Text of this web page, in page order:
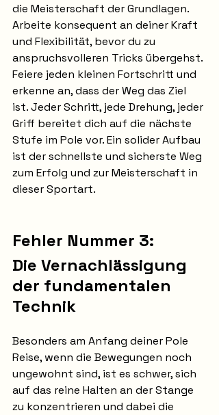
die Meisterschaft der Grundlagen.
Arbeite konsequent an deiner Kraft
und Flexibilität, bevor du zu
anspruchsvolleren Tricks übergehst.
Feiere jeden kleinen Fortschritt und
erkenne an, dass der Weg das Ziel
ist. Jeder Schritt, jede Drehung, jeder
Griff bereitet dich auf die nächste
Stufe im Pole vor. Ein solider Aufbau
ist der schnellste und sicherste Weg
zum Erfolg und zur Meisterschaft in
dieser Sportart.
Fehler Nummer 3:
Die Vernachlässigung
der fundamentalen
Technik
Besonders am Anfang deiner Pole
Reise, wenn die Bewegungen noch
ungewohnt sind, ist es schwer, sich
auf das reine Halten an der Stange
zu konzentrieren und dabei die